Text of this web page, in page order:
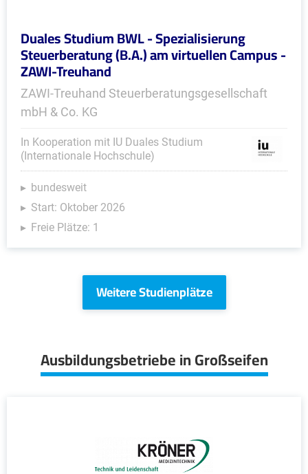
Duales Studium BWL - Spezialisierung
Steuerberatung (B.A.) am virtuellen Campus -
ZAWI-Treuhand
ZAWI-Treuhand Steuerberatungsgesellschaft
mbH & Co. KG
In Kooperation mit IU Duales Studium
(Internationale Hochschule)
bundesweit
Start: Oktober 2026
Freie Plätze: 1
Weitere Studienplätze
Ausbildungsbetriebe in Großseifen